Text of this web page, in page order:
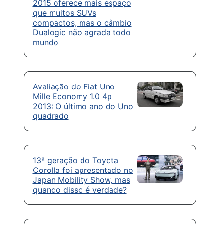
2015 oferece mais espaço
que muitos SUVs
compactos, mas o câmbio
Dualogic não agrada todo
mundo
Avaliação do Fiat Uno
Mille Economy 1.0 4p
2013: O último ano do Uno
quadrado
13ª geração do Toyota
Corolla foi apresentado no
Japan Mobility Show, mas
quando disso é verdade?